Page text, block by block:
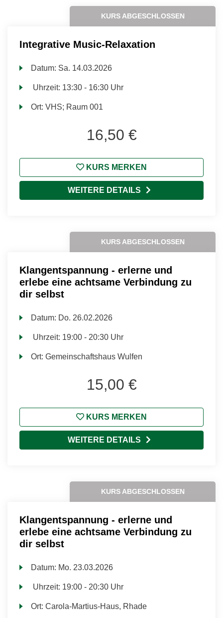
KURS ABGESCHLOSSEN
Integrative Music-Relaxation
Datum: Sa. 14.03.2026
Uhrzeit: 13:30 - 16:30 Uhr
Ort:VHS; Raum 001
16,50 €
KURS MERKEN
WEITERE DETAILS
KURS ABGESCHLOSSEN
Klangentspannung - erlerne und
erlebe eine achtsame Verbindung zu
dir selbst
Datum: Do. 26.02.2026
Uhrzeit: 19:00 - 20:30 Uhr
Ort:Gemeinschaftshaus Wulfen
15,00 €
KURS MERKEN
WEITERE DETAILS
KURS ABGESCHLOSSEN
Klangentspannung - erlerne und
erlebe eine achtsame Verbindung zu
dir selbst
Datum: Mo. 23.03.2026
Uhrzeit: 19:00 - 20:30 Uhr
Ort:Carola-Martius-Haus, Rhade